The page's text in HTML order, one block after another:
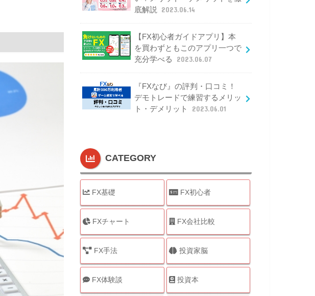
底解説 2023.06.14
【FX初心者ガイドアプリ】本
を買わずともこのアプリ一つで
充分学べる
2023.06.07
『FXなび』の評判・口コミ！
デモトレードで練習するメリッ
ト・デメリット
2023.06.01
CATEGORY
FX基礎 FX初心者
FXチャート FX会社比較
FX手法 投資家脳
FX体験談 投資本